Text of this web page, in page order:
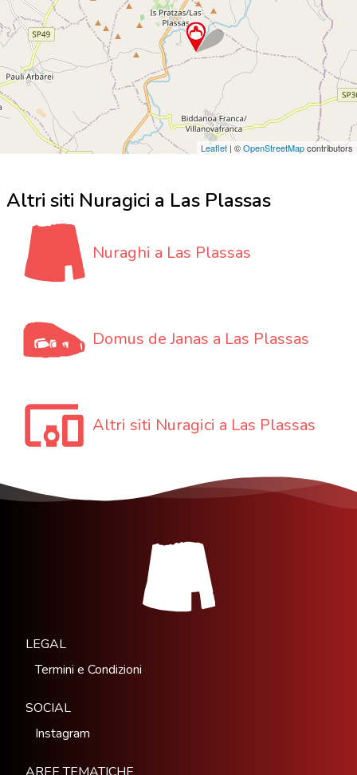
Leaflet | ©OpenStreetMapcontributors
Altri siti Nuragici a Las Plassas
Nuraghi a Las Plassas
Domus de Janas a Las Plassas
Altri siti Nuragici a Las Plassas
LEGAL
Termini e Condizioni
SOCIAL
Instagram